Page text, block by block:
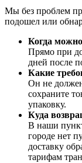
Мы без проблем
подошел или
Когда
Прямо при
дней после
Какие
Он не
сохраните
упаковку.
Куда
В наши
городе нет
доставку
тарифам